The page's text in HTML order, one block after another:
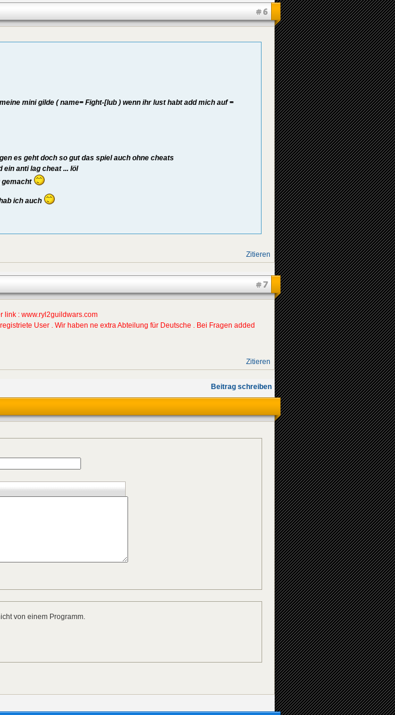
#6
mini gilde ( name= Fight-[lub ) wenn ihr lust habt add mich auf =
es geht doch so gut das spiel auch ohne cheats
anti lag cheat ... löl
gemacht
ich auch
Zitieren
#7
link : www.ryl2guildwars.com
User . Wir haben ne extra Abteilung für Deutsche . Bei Fragen added
Zitieren
Beitrag schreiben
von einem Programm.